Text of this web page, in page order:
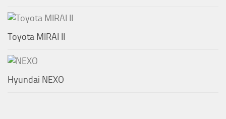
Toyota MIRAI II
Hyundai NEXO